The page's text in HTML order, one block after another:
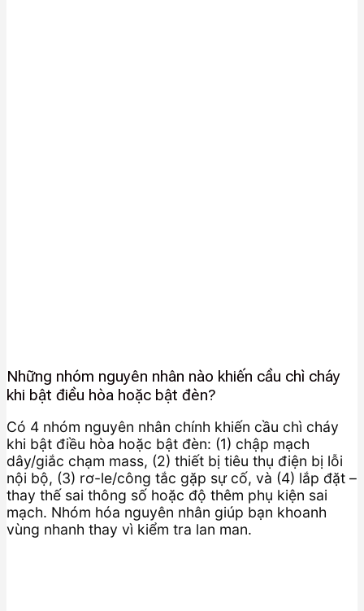
Những nhóm nguyên nhân nào khiến cầu chì cháy
khi bật điều hòa hoặc bật đèn?
Có 4 nhóm nguyên nhân chính khiến cầu chì cháy
khi bật điều hòa hoặc bật đèn: (1) chập mạch
dây/giắc chạm mass, (2) thiết bị tiêu thụ điện bị lỗi
nội bộ, (3) rơ-le/công tắc gặp sự cố, và (4) lắp đặt –
thay thế sai thông số hoặc độ thêm phụ kiện sai
mạch. Nhóm hóa nguyên nhân giúp bạn khoanh
vùng nhanh thay vì kiểm tra lan man.